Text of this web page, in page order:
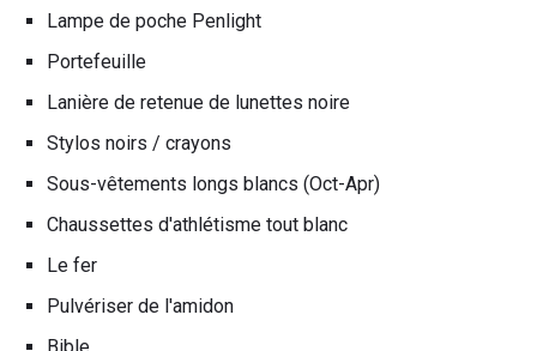
Lampe de poche Penlight
Portefeuille
Lanière de retenue de lunettes noire
Stylos noirs / crayons
Sous-vêtements longs blancs (Oct-Apr)
Chaussettes d'athlétisme tout blanc
Le fer
Pulvériser de l'amidon